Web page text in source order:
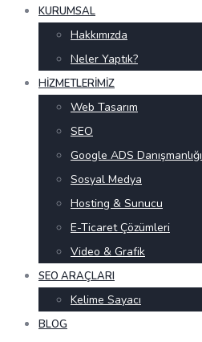
KURUMSAL
Hakkımızda
Neler Yaptık?
HIZMETLERIMIZ
Web Tasarım
SEO
Google ADS Danışmanlığı
Sosyal Medya
Hosting & Sunucu
E-Ticaret Çözümleri
Video & Grafik
SEO ARAÇLARI
Kelime Sayacı
BLOG